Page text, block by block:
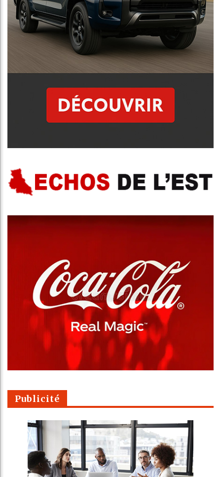
Publicité